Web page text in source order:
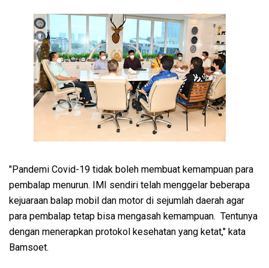
"Pandemi Covid-19 tidak boleh membuat kemampuan para
pembalap menurun. IMI sendiri telah menggelar beberapa
kejuaraan balap mobil dan motor di sejumlah daerah agar
para pembalap tetap bisa mengasah kemampuan. Tentunya
dengan menerapkan protokol kesehatan yang ketat," kata
Bamsoet.